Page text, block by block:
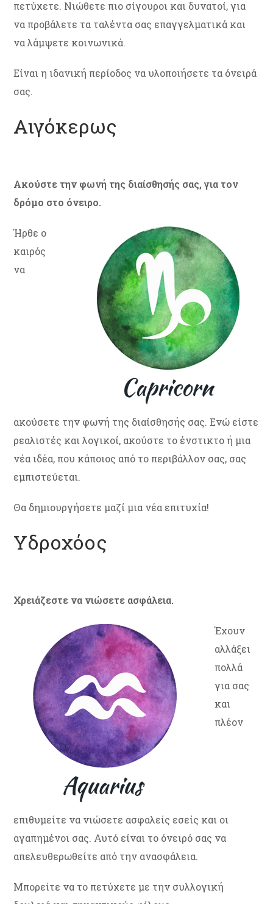
πετύχετε. Νιώθετε πιο σίγουροι και δυνατοί, για
να προβάλετε τα ταλέντα σας επαγγελματικά και
να λάμψετε κοινωνικά.
Είναι η ιδανική περίοδος να υλοποιήσετε τα όνειρά
σας.
Αιγόκερως
Ακούστε την φωνή της διαίσθησής σας, για τον
δρόμο στο όνειρο.
Ήρθε ο
καιρός
να
ακούσετε την φωνή της διαίσθησής σας. Ενώ είστε
ρεαλιστές και λογικοί, ακούστε το ένστικτο ή μια
νέα ιδέα, που κάποιος από το περιβάλλον σας, σας
εμπιστεύεται.
Θα δημιουργήσετε μαζί μια νέα επιτυχία!
Υδροχόος
Χρειάζεστε να νιώσετε ασφάλεια.
Έχουν
αλλάξει
πολλά
για σας
και
πλέον
επιθυμείτε να νιώσετε ασφαλείς εσείς και οι
αγαπημένοι σας. Αυτό είναι το όνειρό σας να
απελευθερωθείτε από την ανασφάλεια.
Μπορείτε να το πετύχετε με την συλλογική